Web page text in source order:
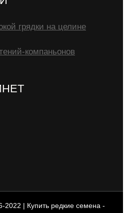
грядки на целине
компаньонов
2022 | Купить редкие семена -